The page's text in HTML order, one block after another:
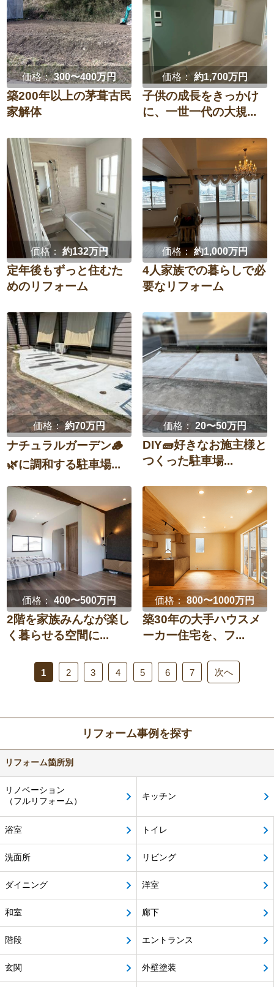
価格：300〜400万円
築200年以上の茅葺古民
家解体
価格：約1,700万円
子供の成長をきっかけ
に、一世一代の大規...
価格： 約132万円
定年後もずっと住むた
めのリフォーム
価格：約1,000万円
4人家族での暮らしで必
要なリフォーム
価格：約70万円
ナチュラルガーデン🪵
🌿に調和する駐車場...
価格： 20〜50万円
DIY🧱好きなお施主様と
つくった駐車場...
価格：400〜500万円
2階を家族みんなが楽し
く暮らせる空間に...
価格：800〜1000万円
築30年の大手ハウスメ
ーカー住宅を、フ...
1 2 3 4 5 6 7 次へ
リフォーム事例を探す
リフォーム箇所別
リノベーション
（フルリフォーム）
キッチン
浴室 トイレ
洗面所 リビング
ダイニング 洋室
和室 廊下
階段 エントランス
玄関 外壁塗装